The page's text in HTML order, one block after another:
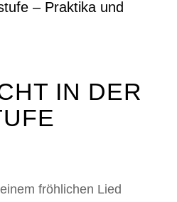
– Praktika und
IN DER
fröhlichen Lied